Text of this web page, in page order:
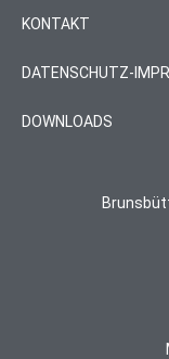
KONTAKT
DATENSCHUTZ-
DOWNLOADS